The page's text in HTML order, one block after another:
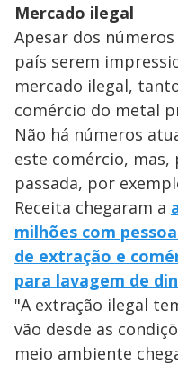
Mercado ilegal
Apesar dos
país serem
mercado ilegal,
comércio do metal
Não há números
este comércio, mas,
passada, por
Receita chegaram a
milhões com
de extração e
para lavagem de
"A extração ilegal
vão desde as
meio ambiente